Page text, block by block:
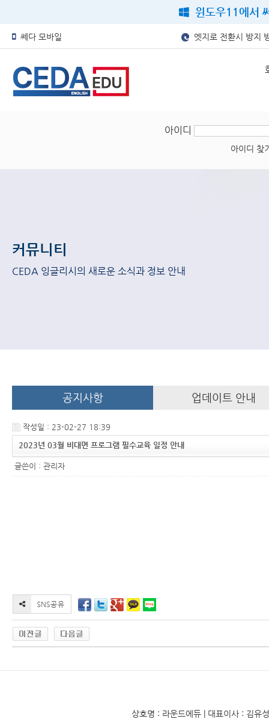
윈도우11에서
쎄다 모바일 엣지로 전환시 방지
아이디
아이디 찾
커뮤니티
CEDA 잉글리시의 새로운 소식과 정보 안내
공지사항 업데이트 안내
작성일 : 23-02-27 18:39
2023년 03월 비대면 프로그램 필수교육 일정 안내
글쓴이 : 관리자
상호명 : 라운드에듀 | 대표이사 : 김유